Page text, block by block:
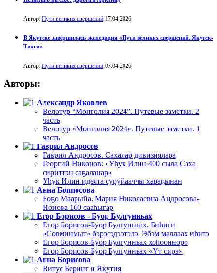
Автор: Пути великих свершений 17.04.2026
В Якутске завершилась экспедиция «Пути великих свершений. Якутск-
Тикси»
Автор: Пути великих свершений 07.04.2026
Авторы:
Александр Яковлев
Велотур “Монголия 2024”. Путевые заметки. 2
часть
Велотур «Монголия 2024». Путевые заметки. 1
часть
Гаврил Андросов
Гаврил Андросов. Сахалар дивизиялара
Георгий Никонов: «Уһук Илин 400 сыла Саха
сириттэн саҕаланар»
Уһук Илин идеята суруйааччы хараҕынан
Анна Боппосова
Бөҕө Маарыйа. Мария Николаевна Андросова-
Ионова 160 сааһыгар
Егор Борисов - Буор Булгунньах
Егор Борисов-Буор Булгунньах. Биһиги
«Совминмыт» бэрэсэдээтэлэ, Эбэм маллаах иһитэ
Егор Борисов-Буор Булгунньах хоһоонноро
Егор Борисов-Буор Булгунньах «Үт сирэ»
Анна Борисова
Витус Беринг и Якутия